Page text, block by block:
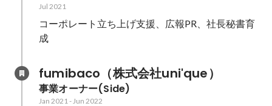
Jul 2021
コーポレート立ち上げ支援、広報PR、社長秘書育
成
fumibaco（株式会社uni'que）
事業オーナー(Side)
Jan 2021-Jun 2022